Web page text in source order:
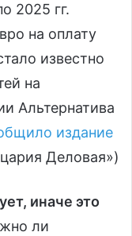
2025 гг.
на оплату
известно
на
Альтернатива
издание
Деловая»)
иначе это
ли